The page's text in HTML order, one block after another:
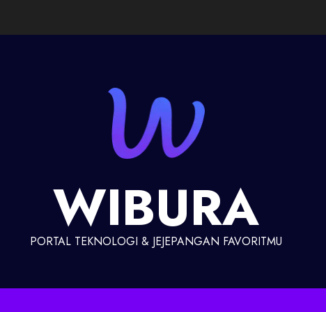
WIBURA
PORTAL TEKNOLOGI & JEJEPANGAN FAVORITMU